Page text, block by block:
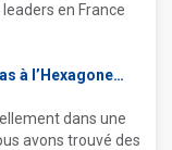
en France
à l’Hexagone
dans une
avons trouvé des